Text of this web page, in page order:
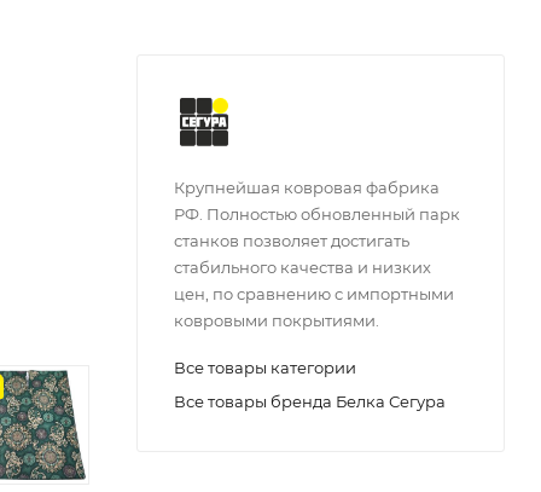
Крупнейшая ковровая фабрика
РФ. Полностью обновленный парк
станков позволяет достигать
стабильного качества и низких
цен, по сравнению с импортными
ковровыми покрытиями.
Все товары категории
Все товары бренда Белка Сегура